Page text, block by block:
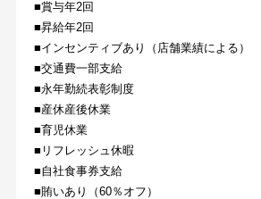
■賞与年2回
■昇給年2回
■インセンティブあり（店舗業績による）
■交通費一部支給
■永年勤続表彰制度
■産休産後休業
■育児休業
■リフレッシュ休暇
■自社食事券支給
■賄いあり（60％オフ）